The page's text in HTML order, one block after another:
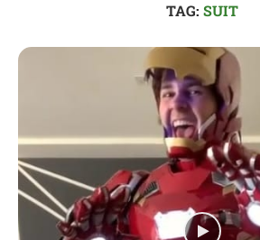
TAG: SUIT